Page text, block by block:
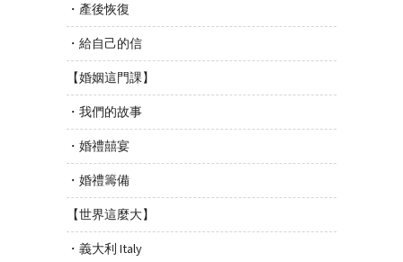
・產後恢復
・給自己的信
【婚姻這門課】
・我們的故事
・婚禮囍宴
・婚禮籌備
【世界這麼大】
・義大利 Italy